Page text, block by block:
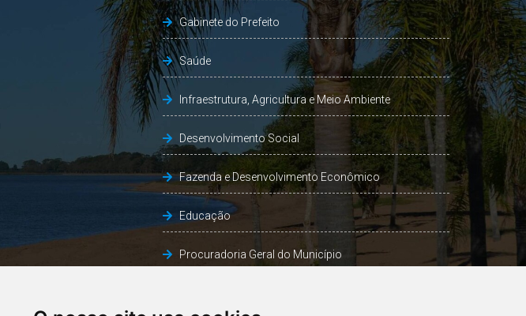
Gabinete do Prefeito
Saúde
Infraestrutura, Agricultura e Meio Ambiente
Desenvolvimento Social
Fazenda e Desenvolvimento Econômico
Educação
Procuradoria Geral do Município